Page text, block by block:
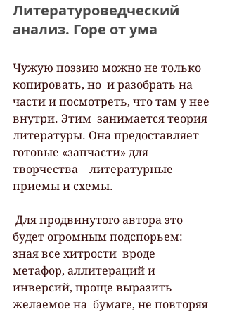
Литературоведческий
анализ. Горе от ума
Чужую поэзию можно не только
копировать, но  и разобрать на
части и посмотреть, что там у нее
внутри. Этим  занимается теория
литературы. Она предоставляет
готовые «запчасти» для
творчества – литературные
приемы и схемы.
будет огромным подспорьем:
зная все хитрости  вроде
метафор, аллитераций и
инверсий, проще выразить
желаемое на  бумаге, не повторяя